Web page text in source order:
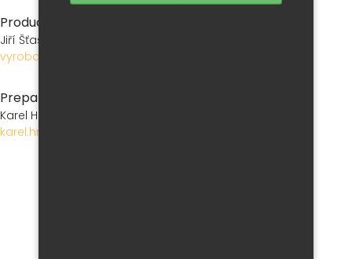
Production master
Jiří Šťastný
vyroba@jassbrno.cz
Preparation of production
Karel Hnízdil
karel.hnizdil@jassbrno.cz